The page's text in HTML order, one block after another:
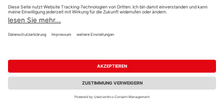
WhatsApp
Versand
Impressum AGB Widerruf
Datenschutz
Reservierungsbedingungen
Vertrag widerrufen